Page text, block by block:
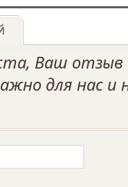
Ваш отзыв
для нас и